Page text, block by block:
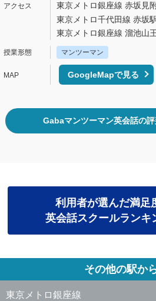
東京メトロ銀座線 赤坂見
東京メトロ千代田線 赤坂
東京メトロ銀座線 溜池山
マンツーマン
GoogleMapで見る
Gabaマンツーマン英会話の
利用者が選んだ満足
英会話スクールランキ
その他の駅か
東京メトロ銀座線